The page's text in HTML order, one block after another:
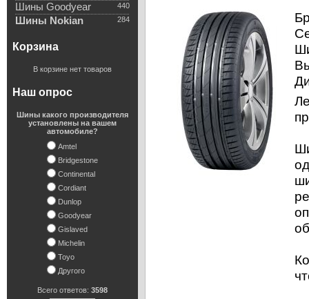
440
Шины Goodyear
284
Шины Nokian
Корзина
В корзине нет товаров
Наш опрос
Шины какого производителя
установлены на вашем
автомобиле?
Amtel
Bridgestone
Continental
Cordiant
Dunlop
Goodyear
Gislaved
Michelin
Toyo
Другого
Всего ответов: 3598